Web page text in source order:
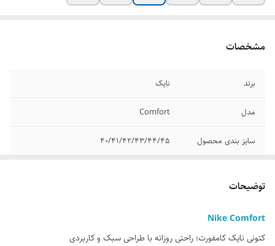
مشخصات
برند نایک
مدل Comfort
سایز بندی محصول 40/41/42/43/44/45
استفاده روزمره، اسپرت و پیاده‌روی دوام بالا و
توضیحات
Nike Comfort
کتونی نایک کامفورت؛ راحتی روزانه با طراحی سبک و کاربردی